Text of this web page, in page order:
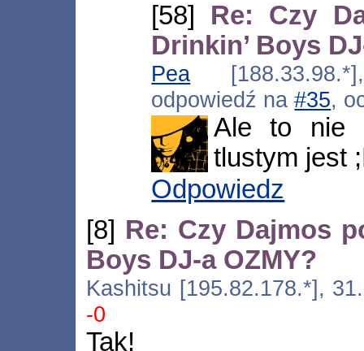
[58] Re: Czy
Drinkin’ Boys
Pea
odpowiedź na#35,
Ale to nie
tlustym jest
Odpowiedz
[8] Re: Czy Dajmos
Boys DJ-a OZMY?
Kashitsu [195.82.178.*],
-0
Tak!